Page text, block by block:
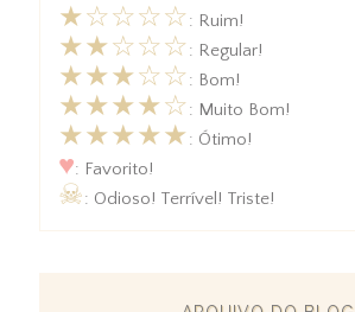
★☆☆☆☆: Ruim!
★★☆☆☆: Regular!
★★★☆☆: Bom!
★★★★☆: Muito Bom!
★★★★★: Ótimo!
♥: Favorito!
☠: Odioso! Terrível! Triste!